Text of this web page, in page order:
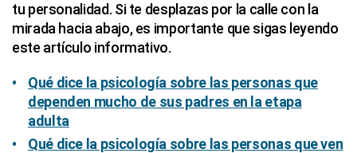
tu personalidad. Si te desplazas por la calle con la
mirada hacia abajo, es importante que sigas leyendo
este artículo informativo.
Qué dice la psicología sobre las personas que
dependen mucho de sus padres en la etapa
adulta
Qué dice la psicología sobre las personas que ven